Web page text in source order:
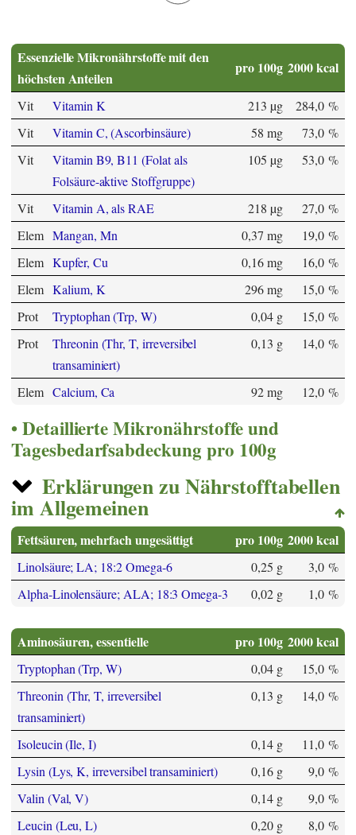
Essenzielle Mikronährstoffe mit den
höchsten Anteilen
pro 100g 2000 kcal
Vit Vitamin K 213 µg
284,0 %
Vit
Vitamin C, (Ascorbinsäure) 58 mg
73,0 %
Vit
Vitamin B9, B11 (Folat als
Folsäure-aktive Stoffgruppe)
105 µg 53,0 %
Vit Vitamin A, als RAE 218 µg
27,0 %
Elem Mangan, Mn 0,37 mg
19,0 %
Elem Kupfer, Cu 0,16 mg
16,0 %
Elem Kalium, K 296 mg
15,0 %
Prot
Tryptophan (Trp, W) 0,04 g
15,0 %
Prot
Threonin (Thr, T, irreversibel
transaminiert)
0,13 g 14,0 %
Elem Calcium, Ca 92 mg 12,0 %
Detaillierte Mikronährstoffe und
Tagesbedarfsabdeckung pro 100g
Erklärungen zu Nährstofftabellen
im Allgemeinen
Fettsäuren, mehrfach ungesättigt pro 100g 2000 kcal
Linolsäure; LA; 18:2 Omega-6 0,25 g
3,0 %
Alpha-Linolensäure; ALA; 18:3 Omega-3
0,02 g 1,0 %
Aminosäuren, essentielle pro 100g 2000 kcal
Tryptophan (Trp, W) 0,04 g
15,0 %
Threonin (Thr, T, irreversibel
transaminiert)
0,13 g 14,0 %
Isoleucin (Ile, I) 0,14 g
11,0 %
Lysin (Lys, K, irreversibel transaminiert)
0,16 g
9,0 %
Valin (Val, V)
0,14 g
9,0 %
Leucin (Leu, L)
0,20 g
8,0 %